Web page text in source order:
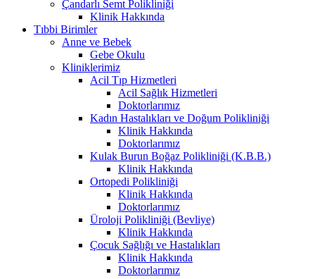
Çandarlı Semt Polikliniği
Klinik Hakkında
Tıbbi Birimler
Anne ve Bebek
Gebe Okulu
Kliniklerimiz
Acil Tıp Hizmetleri
Acil Sağlık Hizmetleri
Doktorlarımız
Kadın Hastalıkları ve Doğum Polikliniği
Klinik Hakkında
Doktorlarımız
Kulak Burun Boğaz Polikliniği (K.B.B.)
Klinik Hakkında
Ortopedi Polikliniği
Klinik Hakkında
Doktorlarımız
Üroloji Polikliniği (Bevliye)
Klinik Hakkında
Çocuk Sağlığı ve Hastalıkları
Klinik Hakkında
Doktorlarımız